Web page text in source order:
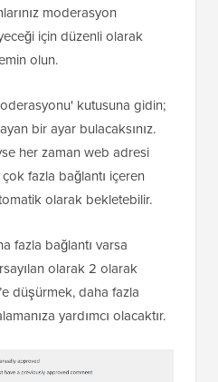
moderasyon
için düzenli olarak
olun.
kutusuna gidin;
bir ayar bulacaksınız.
her zaman web adresi
fazla bağlantı içeren
olarak bekletebilir.
fazla bağlantı varsa
olarak 2 olarak
düşürmek, daha fazla
yardımcı olacaktır.